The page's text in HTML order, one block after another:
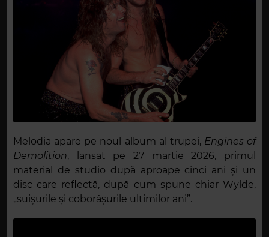
Melodia apare pe noul album al trupei, Engines of
Demolition, lansat pe 27 martie 2026, primul
material de studio după aproape cinci ani și un
disc care reflectă, după cum spune chiar Wylde,
„suișurile și coborâșurile ultimilor ani”.